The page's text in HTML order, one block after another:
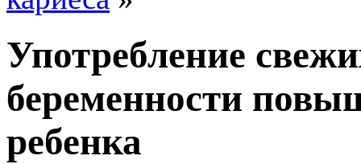
Употребление
беременности
ребенка